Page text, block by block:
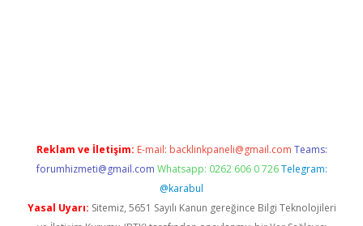
Reklam ve İletişim: E-mail: backlinkpaneli@gmail.com Teams:
forumhizmeti@gmail.com Whatsapp: 0262 606 0 726 Telegram:
@karabul
Yasal Uyarı: Sitemiz, 5651 Sayılı Kanun gereğince Bilgi Teknolojileri